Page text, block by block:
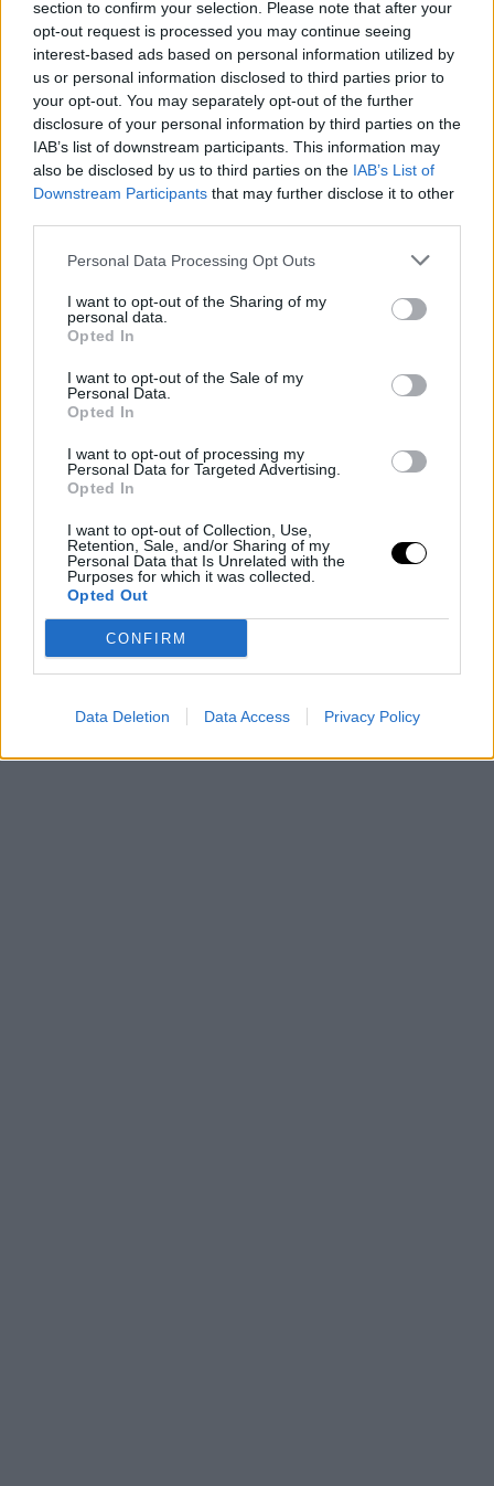
section to confirm your selection. Please note that after your
opt-out request is processed you may continue seeing
interest-based ads based on personal information utilized by
us or personal information disclosed to third parties prior to
your opt-out. You may separately opt-out of the further
disclosure of your personal information by third parties on the
IAB’s list of downstream participants. This information may
also be disclosed by us to third parties on the IAB’s List of
Downstream Participants that may further disclose it to other
Personal Data Processing Opt Outs
I want to opt-out of the Sharing of my
personal data.
Opted In
I want to opt-out of the Sale of my
Personal Data.
Opted In
I want to opt-out of processing my
Personal Data for Targeted Advertising.
Opted In
I want to opt-out of Collection, Use,
Retention, Sale, and/or Sharing of my
Personal Data that Is Unrelated with the
Purposes for which it was collected.
Opted Out
CONFIRM
Data Deletion Data Access Privacy Policy
Ortek masszírozók a mindennapi testápoláshoz
Kispál, Quimby, Beton.Hofi és Dzsúdló is jön: ezek lesznek
a Művészetek Völgye legjobb koncertjei